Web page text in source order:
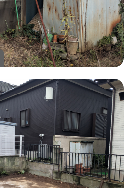
お客様の声
空き家対策
来店予約